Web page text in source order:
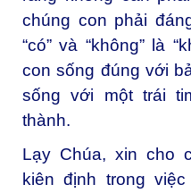
chúng con phải
“có” và “không” là
con sống đúng với
sống với một trái
thành.
Lạy Chúa, xin cho
kiên định trong